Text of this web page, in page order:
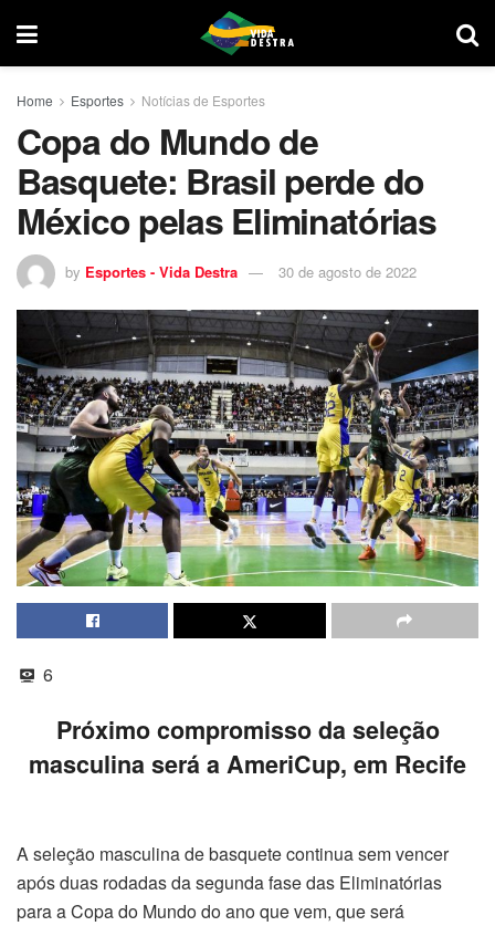
Home Esportes Notícias de Esportes
Copa do Mundo de
Basquete: Brasil perde do
México pelas Eliminatórias
by Esportes - Vida Destra 30 de agosto de 2022
6
Próximo compromisso da seleção
masculina será a AmeriCup, em Recife
A seleção masculina de basquete continua sem vencer
após duas rodadas da segunda fase das Eliminatórias
para a Copa do Mundo do ano que vem, que será